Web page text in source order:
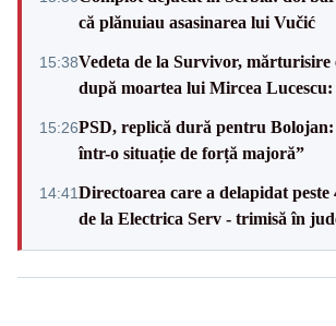
că plănuiau asasinarea lui Vučić
15:38Vedeta de la Survivor, mărturisire
după moartea lui Mircea
15:26PSD, replică dură pentru Bolojan:
într-o situație de forță majoră”
14:41Directoarea care a delapidat peste
de la Electrica Serv - trimisă în